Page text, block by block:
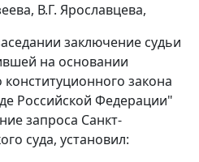
В.Г. Ярославцева,
заключение судьи
на основании
закона
Российской Федерации"
запроса Санкт-
суда, установил: